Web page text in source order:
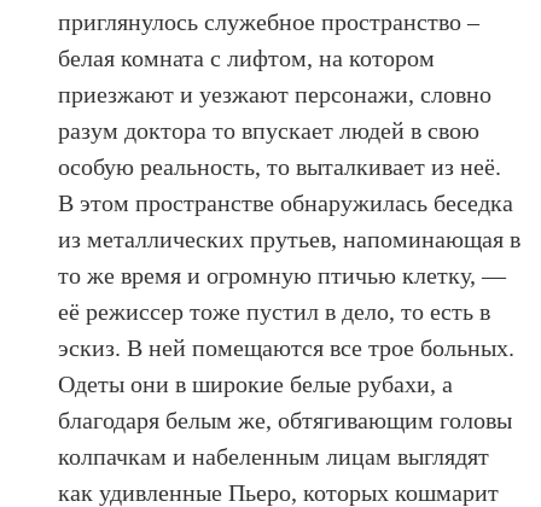
приглянулось служебное пространство –
белая комната с лифтом, на котором
приезжают и уезжают персонажи, словно
разум доктора то впускает людей в свою
особую реальность, то выталкивает из неё.
В этом пространстве обнаружилась беседка
из металлических прутьев, напоминающая в
то же время и огромную птичью клетку, —
её режиссер тоже пустил в дело, то есть в
эскиз. В ней помещаются все трое больных.
Одеты они в широкие белые рубахи, а
благодаря белым же, обтягивающим головы
колпачкам и набеленным лицам выглядят
как удивленные Пьеро, которых кошмарит